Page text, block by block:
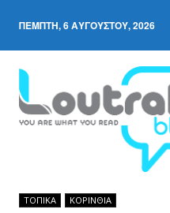
ΠΈΜΠΤΗ, 6 ΑΥΓΟΎΣΤΟΥ, 2026
ΤΟΠΙΚΑ ΚΟΡΙΝΘΊΑ